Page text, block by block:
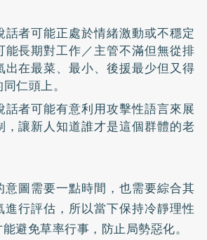
話者可能正處於情緒激動或不穩定
能長期對工作／主管不滿但無從排
出在最菜、最小、後援最少但又得
仁頭上。
話者可能有意利用攻擊性語言來展
，讓新人知道誰才是這個群體的老
意圖需要一點時間，也需要綜合其
進行評估，所以當下保持冷靜理性
避免草率行事，防止局勢惡化。